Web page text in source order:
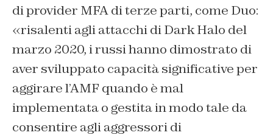
di provider MFA di terze parti, come Duo:
«risalenti agli attacchi di Dark Halo del
marzo 2020, i russi hanno dimostrato di
aver sviluppato capacità significative per
aggirare l’AMF quando è mal
implementata o gestita in modo tale da
consentire agli aggressori di